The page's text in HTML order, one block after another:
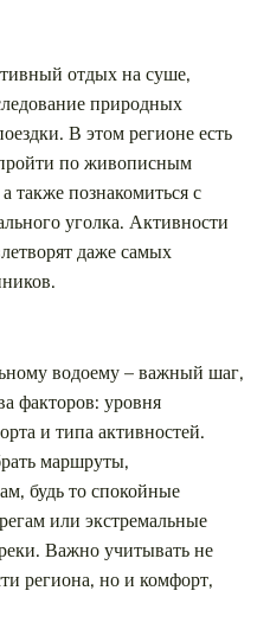
отдых на суше,
природных
В этом регионе есть
по живописным
также познакомиться с
уголка. Активности
даже самых
водоему – важный шаг,
факторов: уровня
и типа активностей.
маршруты,
будь то спокойные
или экстремальные
Важно учитывать не
региона, но и комфорт,